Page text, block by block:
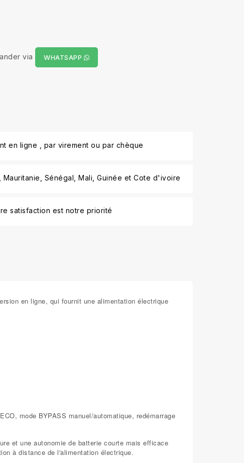
via WHATSAPP
en ligne , par virement ou par chèque
Mauritanie, Sénégal, Mali, Guinée et Cote d'ivoire
satisfaction est notre priorité
en ligne, qui fournit une alimentation électrique
mode BYPASS manuel/automatique, redémarrage
et une autonomie de batterie courte mais efficace
à distance de l'alimentation électrique.